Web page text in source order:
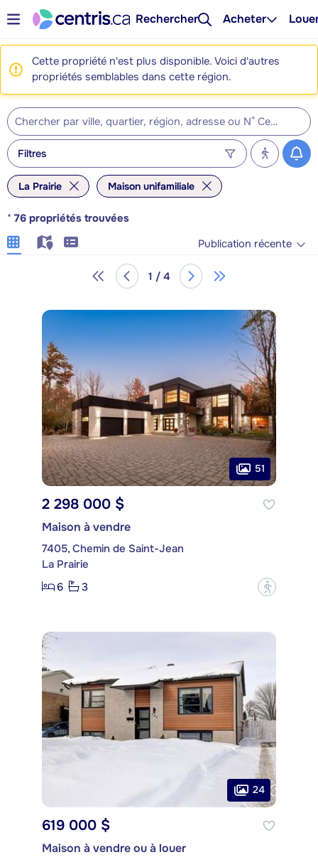
Rechercher Acheter
Cette propriété n'est plus disponible. Voici d'autres
propriétés semblables dans cette région.
Filtres
La Prairie Maison unifamiliale
* 76 propriétés trouvées
Publication récente
1 / 4
51
2 298 000 $
Maison à vendre
7405, Chemin de Saint-Jean
La Prairie
6
3 ?
24
619 000 $
Maison à vendre ou à louer